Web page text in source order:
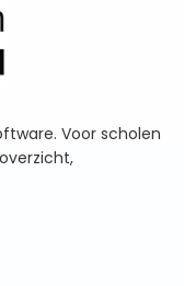
Voor scholen